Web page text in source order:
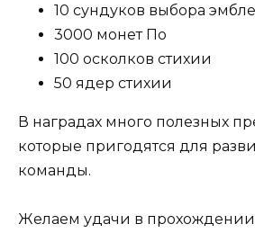
10 сундуков выбора
3000 монет По
100 осколков стихии
50 ядер стихии
В наградах много полезных
которые пригодятся для
команды.
Желаем удачи в